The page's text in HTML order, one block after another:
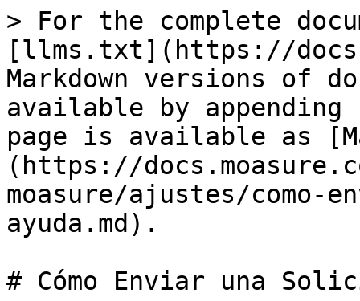
> For the complete
[llms.txt](https://
Markdown versions of
available by
page is available as
(https://
moasure/ajustes/
ayuda.md).
# Cómo Enviar una